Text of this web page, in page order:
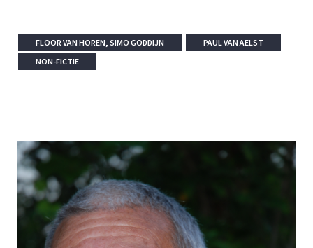
FLOOR VAN HOREN, SIMO GODDIJN
PAUL VAN AELST
NON-FICTIE